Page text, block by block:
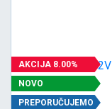
AKCIJA 8.00%
NOVO
PREPORUČUJEMO